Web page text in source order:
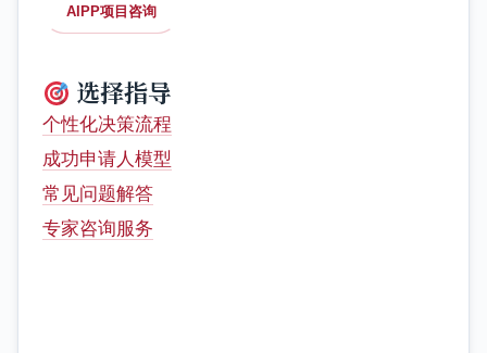
AIPP项目咨询
选择指导
个性化决策流程
成功申请人模型
常见问题解答
专家咨询服务